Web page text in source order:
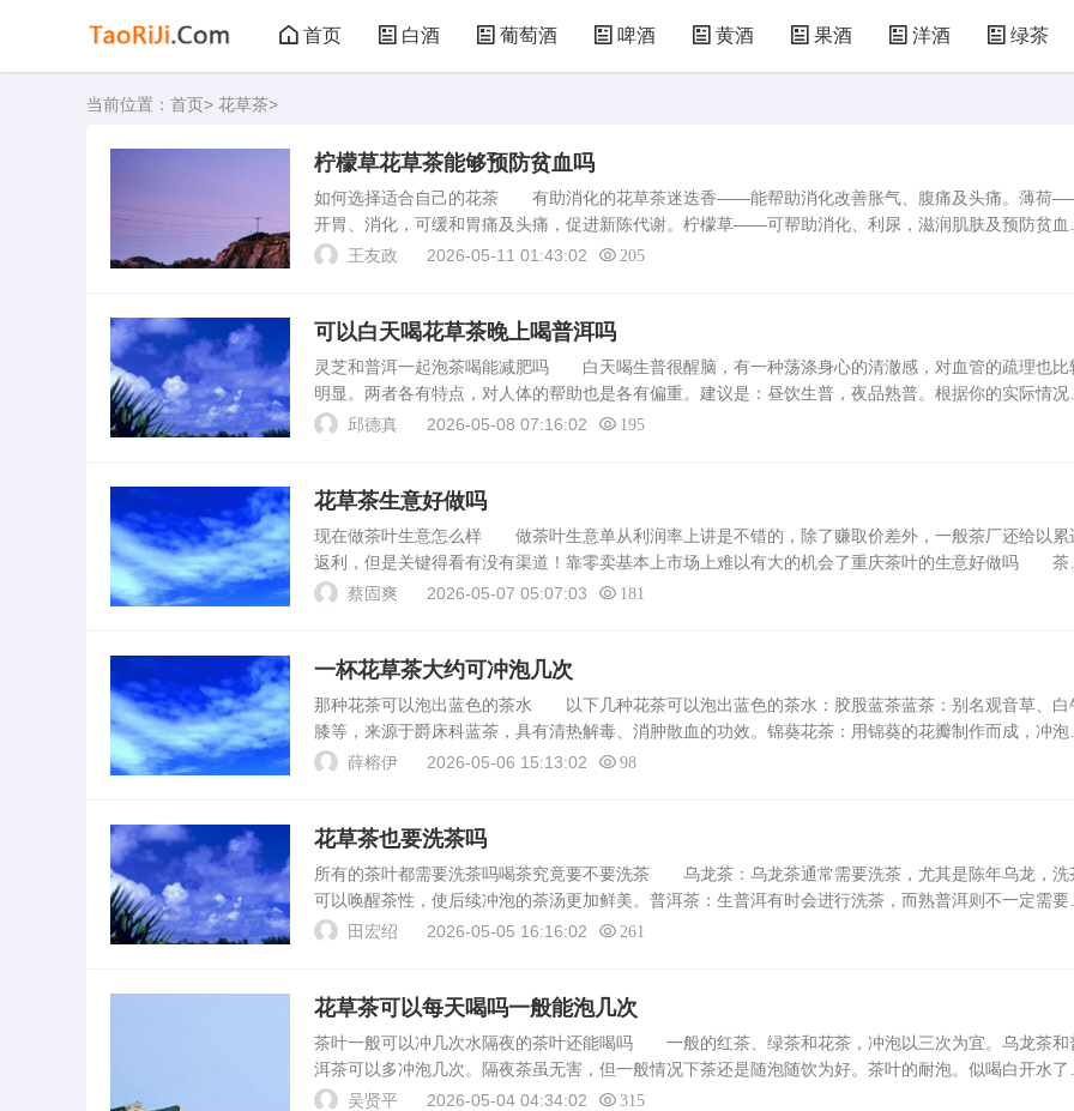
首页 白酒 葡萄酒 啤酒 黄酒 果酒 洋酒 绿茶
当前位置： 首页> 花草茶>
柠檬草花草茶能够预防贫血吗
如何选择适合自己的花茶 有助消化的花草茶迷迭香——能帮助消化改善胀气、腹痛及头痛。薄荷
开胃、消化，可缓和胃痛及头痛，促进新陈代谢。柠檬草——可帮助消化、利尿，滋润肌肤及预防贫血
也治腹泻和偏头痛。孕妇不宜。矢车菊——帮助消化，舒缓风湿疼痛，有助治疗胃痛、支气管炎。美容
王友政 2026-05-11 01:43:02 205
可以白天喝花草茶晚上喝普洱吗
灵芝和普洱一起泡茶喝能减肥吗 白天喝生普很醒脑，有一种荡涤身心的清澈感，对血管的疏理也比
明显。两者各有特点，对人体的帮助也是各有偏重。建议是：昼饮生普，夜品熟普。根据你的实际情况
熟普可能是更合适你的选择。普洱熟茶的减肥效果最佳。除此之外，它还养胃暖体，也许是最适合女性
邱德真 2026-05-08 07:16:02 195
花草茶生意好做吗
现在做茶叶生意怎么样 做茶叶生意单从利润率上讲是不错的，除了赚取价差外，一般茶厂还给以累
返利，但是关键得看有没有渠道！靠零卖基本上市场上难以有大的机会了重庆茶叶的生意好做吗 茶
是中国的传统文化，只要你认真去经营，一定会有收获，生意好不好做其实完全在于个人，方法最重要
蔡固爽 2026-05-07 05:07:03 181
一杯花草茶大约可冲泡几次
那种花茶可以泡出蓝色的茶水 以下几种花茶可以泡出蓝色的茶水：胶股蓝茶蓝茶：别名观音草、白
膝等，来源于爵床科蓝茶，具有清热解毒、消肿散血的功效。锦葵花茶：用锦葵的花瓣制作而成，冲泡
呈现淡淡的蓝色，含有丰富的抗氧化成分，能帮助身体排毒、缓解压力。蓝蝴蝶花茶蝶豆花茶：也被称
薛榕伊 2026-05-06 15:13:02 98
花草茶也要洗茶吗
所有的茶叶都需要洗茶吗喝茶究竟要不要洗茶 乌龙茶：乌龙茶通常需要洗茶，尤其是陈年乌龙，洗
可以唤醒茶性，使后续冲泡的茶汤更加鲜美。普洱茶：生普洱有时会进行洗茶，而熟普洱则不一定需要
这主要看个人口味偏好。黑茶：黑茶如六堡茶等，由于其紧压成砖，可能含有较多杂质，洗茶可以帮助
田宏绍 2026-05-05 16:16:02 261
花草茶可以每天喝吗一般能泡几次
茶叶一般可以冲几次水隔夜的茶叶还能喝吗 一般的红茶、绿茶和花茶，冲泡以三次为宜。乌龙茶和
洱茶可以多冲泡几次。隔夜茶虽无害，但一般情况下茶还是随泡随饮为好。茶叶的耐泡。似喝白开水了
因此，一般的红、绿、花茶，冲泡次数通常以三次为度。乌龙茶在冲泡时投叶量大，茶叶粗老，可以多
吴贤平 2026-05-04 04:34:02 315